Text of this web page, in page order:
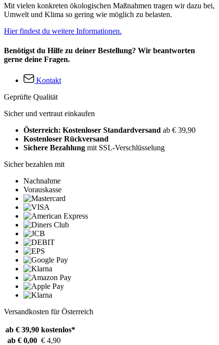
Mit vielen konkreten ökologischen Maßnahmen tragen wir dazu bei,
Umwelt und Klima so gering wie möglich zu belasten.
Hier findest du weitere Informationen.
Benötigst du Hilfe zu deiner Bestellung? Wir beantworten
gerne deine Fragen.
Kontakt
Geprüfte Qualität
Sicher und vertraut einkaufen
Österreich: Kostenloser Standardversand ab € 39,90
Kostenloser Rückversand
Sichere Bezahlung mit SSL-Verschlüsselung
Sicher bezahlen mit
Nachnahme
Vorauskasse
Versandkosten für Österreich
ab € 39,90 kostenlos*
ab € 0,00 € 4,90